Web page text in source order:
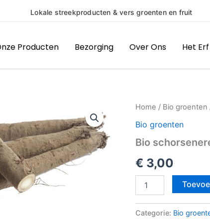
& vers groenten en fruit
Producten Bezorging Over Ons Het Erf
Home / Bio groenten
Bio groenten
Bio
€ 3,00
Bio
per
aantal
Categorie: Bio